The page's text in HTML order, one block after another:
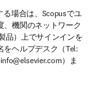
場合は、Scopusでユ
、機関のネットワーク
in new tab/window
製品）上でサインインを
をヘルプデスク（Tel:
）ま